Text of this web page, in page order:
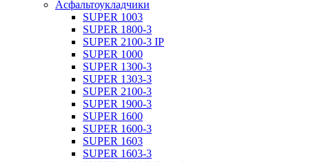
Асфальтоукладчики
SUPER 1003
SUPER 1800-3
SUPER 2100-3 IP
SUPER 1000
SUPER 1300-3
SUPER 1303-3
SUPER 2100-3
SUPER 1900-3
SUPER 1600
SUPER 1600-3
SUPER 1603
SUPER 1603-3